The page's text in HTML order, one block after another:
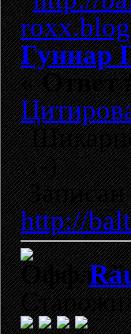
Гуннар
«Ответ
:-)
Записан
http://